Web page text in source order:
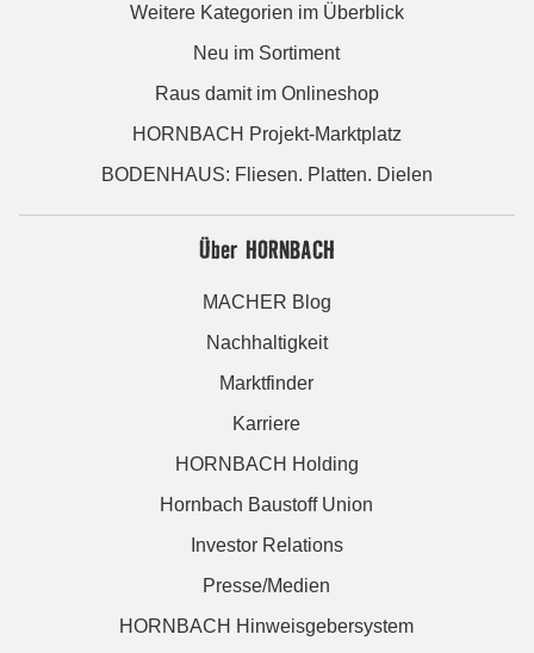
Weitere Kategorien im Überblick
Neu im Sortiment
Raus damit im Onlineshop
HORNBACH Projekt-Marktplatz
BODENHAUS: Fliesen. Platten. Dielen
Über HORNBACH
MACHER Blog
Nachhaltigkeit
Marktfinder
Karriere
HORNBACH Holding
Hornbach Baustoff Union
Investor Relations
Presse/Medien
HORNBACH Hinweisgebersystem